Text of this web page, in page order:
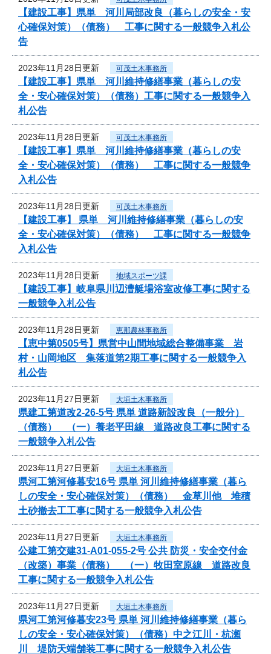
【建設工事】県単 河川局部改良（暮らしの安全・安
心確保対策）（債務） 工事に関する一般競争入札公
告
2023年11月28日更新 可茂土木事務所
【建設工事】県単 河川維持修繕事業（暮らしの安
全・安心確保対策）（債務）工事に関する一般競争入
札公告
2023年11月28日更新 可茂土木事務所
【建設工事】県単 河川維持修繕事業（暮らしの安
全・安心確保対策）（債務） 工事に関する一般競争
入札公告
2023年11月28日更新 可茂土木事務所
【建設工事】 県単 河川維持修繕事業（暮らしの安
全・安心確保対策）（債務） 工事に関する一般競争
入札公告
2023年11月28日更新 地域スポーツ課
【建設工事】岐阜県川辺漕艇場浴室改修工事に関する
一般競争入札公告
2023年11月28日更新 恵那農林事務所
【恵中第0505号】県営中山間地域総合整備事業 岩
村・山岡地区 集落道第2期工事に関する一般競争入
札公告
2023年11月27日更新 大垣土木事務所
県建工第道改2-26-5号 県単 道路新設改良（一般分）
（債務） （一）養老平田線 道路改良工事に関する
一般競争入札公告
2023年11月27日更新 大垣土木事務所
県河工第河修暮安16号 県単 河川維持修繕事業（暮ら
しの安全・安心確保対策）（債務） 金草川他 堆積
土砂撤去工工事に関する一般競争入札公告
2023年11月27日更新 大垣土木事務所
公建工第交建31-A01-055-2号 公共 防災・安全交付金
（改築）事業（債務） （一）牧田室原線 道路改良
工事に関する一般競争入札公告
2023年11月27日更新 大垣土木事務所
県河工第河修暮安23号 県単 河川維持修繕事業（暮ら
しの安全・安心確保対策）（債務）中之江川・杭瀬
川 堤防天端舗装工事に関する一般競争入札公告